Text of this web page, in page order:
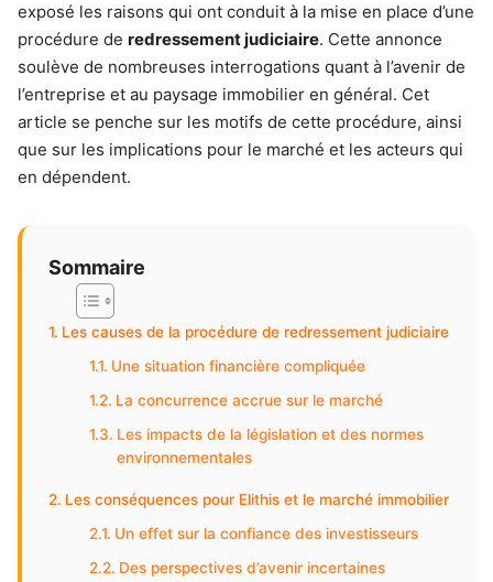
exposé les raisons qui ont conduit à la mise en place d’une
procédure de redressement judiciaire. Cette annonce
soulève de nombreuses interrogations quant à l’avenir de
l’entreprise et au paysage immobilier en général. Cet
article se penche sur les motifs de cette procédure, ainsi
que sur les implications pour le marché et les acteurs qui
en dépendent.
Sommaire
Les causes de la procédure de redressement judiciaire
Une situation financière compliquée
La concurrence accrue sur le marché
Les impacts de la législation et des normes
environnementales
Les conséquences pour Elithis et le marché immobilier
Un effet sur la confiance des investisseurs
Des perspectives d’avenir incertaines